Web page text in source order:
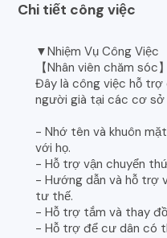
Chi tiết công việc
▼Nhiệm Vụ Công Việc
【Nhân viên chăm sóc】
Đây là công việc hỗ trợ
người già tại các cơ sở
- Nhớ tên và khuôn
với họ.
- Hỗ trợ vận chuyển
- Hướng dẫn và hỗ trợ
tư thế.
- Hỗ trợ tắm và thay
- Hỗ trợ để cư dân có